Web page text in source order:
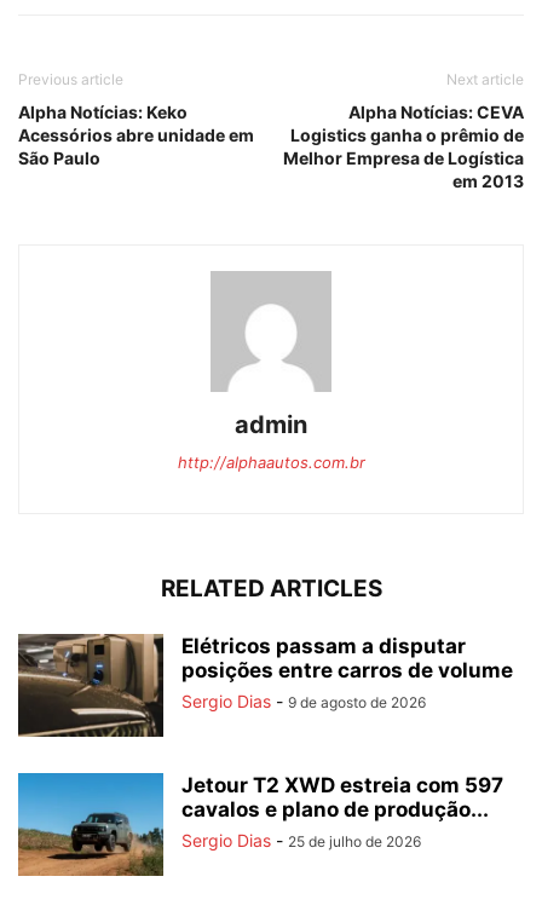
Previous article
Alpha Notícias: Keko
Acessórios abre unidade em
São Paulo
Next article
Alpha Notícias: CEVA
Logistics ganha o prêmio de
Melhor Empresa de Logística
em 2013
admin
http://alphaautos.com.br
RELATED ARTICLES
Elétricos passam a disputar
posições entre carros de volume
Sergio Dias - 9 de agosto de 2026
Jetour T2 XWD estreia com 597
cavalos e plano de produção...
Sergio Dias - 25 de julho de 2026